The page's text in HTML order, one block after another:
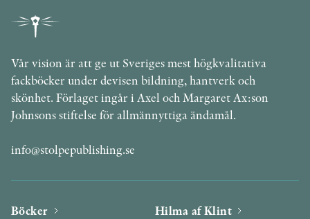
Vår vision är att ge ut Sveriges mest högkvalitativa
fackböcker under devisen bildning, hantverk och
skönhet. Förlaget ingår i Axel och Margaret Ax:son
Johnsons stiftelse för allmännyttiga ändamål.
info@stolpepublishing.se
Böcker Hilma af Klint